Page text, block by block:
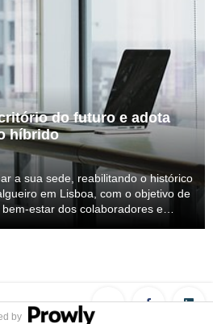
do futuro e adota
híbrido
a sua sede, reabilitando o histórico
em Lisboa, com o objetivo de
estar dos colaboradores e
by